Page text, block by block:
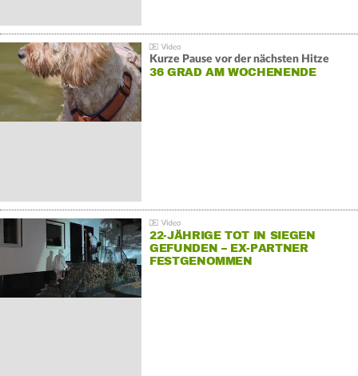
Kurze Pause vor der nächsten Hitze
36 GRAD AM WOCHENENDE
22-JÄHRIGE TOT IN SIEGEN
GEFUNDEN – EX-PARTNER
FESTGENOMMEN